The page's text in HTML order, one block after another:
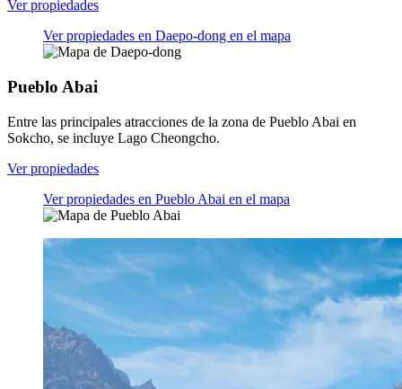
Ver propiedades
Ver propiedades en Daepo-dong en el mapa
Pueblo Abai
Entre las principales atracciones de la zona de Pueblo Abai en
Sokcho, se incluye Lago Cheongcho.
Ver propiedades
Ver propiedades en Pueblo Abai en el mapa